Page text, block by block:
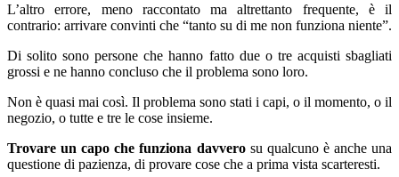
L’altro errore, meno raccontato ma altrettanto frequente, è il
contrario: arrivare convinti che “tanto su di me non funziona niente”.
Di solito sono persone che hanno fatto due o tre acquisti sbagliati
grossi e ne hanno concluso che il problema sono loro.
Non è quasi mai così. Il problema sono stati i capi, o il momento, o il
negozio, o tutte e tre le cose insieme.
Trovare un capo che funziona davvero su qualcuno è anche una
questione di pazienza, di provare cose che a prima vista scarteresti.